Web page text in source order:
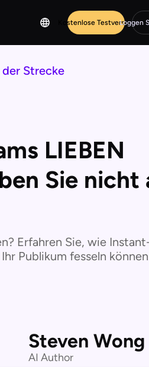
Kostenlose Testversion
Loggen
Strecke
LIEBEN
Sie nicht
Erfahren Sie, wie
Publikum fesseln
Steven Wong
AI Author